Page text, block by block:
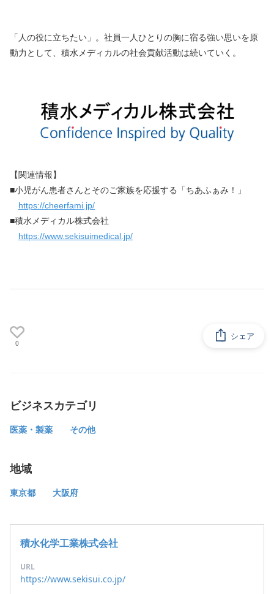
「人の役に立ちたい」。社員一人ひとりの胸に宿る強い思いを原
動力として、積水メディカルの社会貢献活動は続いていく。
【関連情報】
■小児がん患者さんとそのご家族を応援する「ちあふぁみ！」
https://cheerfami.jp/
■積水メディカル株式会社
https://www.sekisuimedical.jp/
0
シェア
ビジネスカテゴリ
医薬・製薬 その他
地域
東京都 大阪府
積水化学工業株式会社
URL
https://www.sekisui.co.jp/